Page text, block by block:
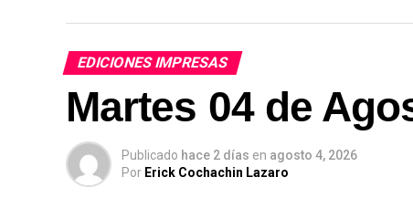
EDICIONES IMPRESAS
Martes 04 de
Publicado hace 2 días en agosto 4, 2026
Por Erick Cochachin Lazaro